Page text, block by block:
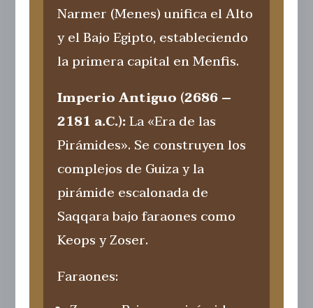
Narmer (Menes) unifica el Alto
y el Bajo Egipto, estableciendo
la primera capital en Menfis.
Imperio Antiguo (2686 –
2181 a.C.):La «Era de las
Pirámides». Se construyen los
complejos de Guiza y la
pirámide escalonada de
Saqqara bajo faraones como
Keops y Zoser.
Faraones: